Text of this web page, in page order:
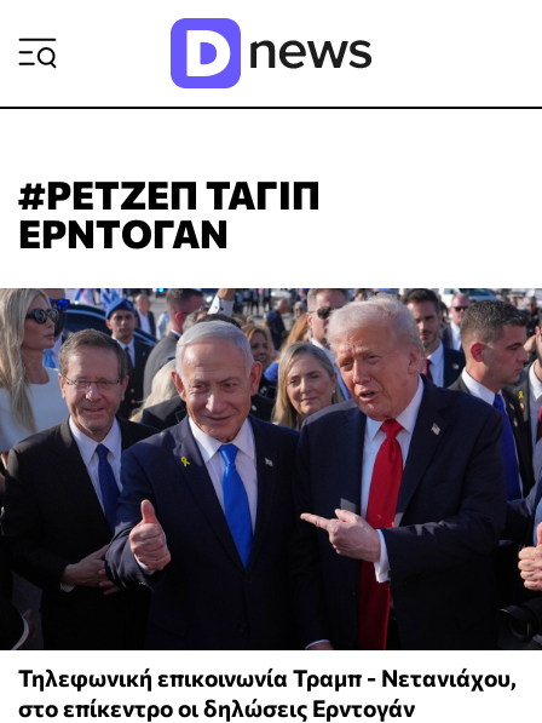
#ΡΕΤΖΕΠ ΤΑΓΙΠ
ΕΡΝΤΟΓΑΝ
Τηλεφωνική επικοινωνία Τραμπ - Νετανιάχου,
στο επίκεντρο οι δηλώσεις Ερντογάν